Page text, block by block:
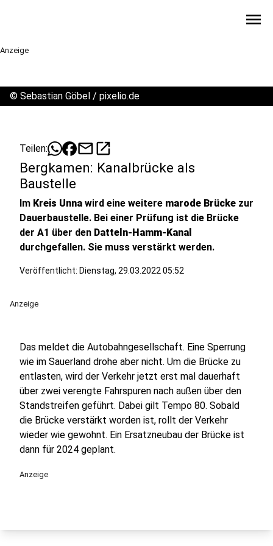
menu
Anzeige
© Sebastian Göbel / pixelio.de
Teilen: mailopen_in_new
Bergkamen: Kanalbrücke als
Baustelle
Im Kreis Unna wird eine weitere marode Brücke zur
Dauerbaustelle. Bei einer Prüfung ist die Brücke
der A1 über den Datteln-Hamm-Kanal
durchgefallen. Sie muss verstärkt werden.
Veröffentlicht: Dienstag, 29.03.2022 05:52
Anzeige
Das meldet die Autobahngesellschaft. Eine Sperrung
wie im Sauerland drohe aber nicht. Um die Brücke zu
entlasten, wird der Verkehr jetzt erst mal dauerhaft
über zwei verengte Fahrspuren nach außen über den
Standstreifen geführt. Dabei gilt Tempo 80. Sobald
die Brücke verstärkt worden ist, rollt der Verkehr
wieder wie gewohnt. Ein Ersatzneubau der Brücke ist
dann für 2024 geplant.
Anzeige